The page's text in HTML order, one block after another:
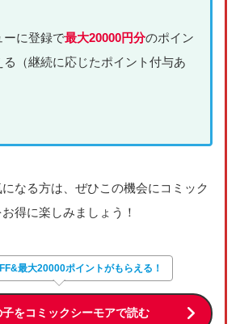
ーに登録で最大20000円分のポイン
る（継続に応じたポイント付与あ
になる方は、ぜひこの機会にコミック
得に楽しみましょう！
最大20000ポイントがもらえる！
をコミックシーモアで読む